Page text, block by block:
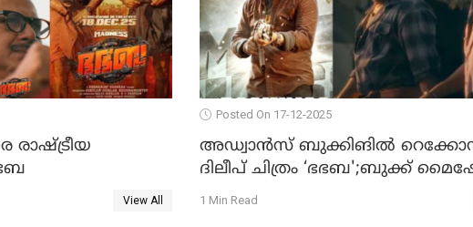
രാഷ്ട്രീയ
View All
Posted On 17-12-2025
അഡ്വാൻസ് ബുക്കിങിൽ
ദിലീപ് ചിത്രം ‘ഭഭബ';ബുക്ക്
റെക്കോർഡ് വിൽപ്പന; മണിക്കൂറില്‍
1 Min Read